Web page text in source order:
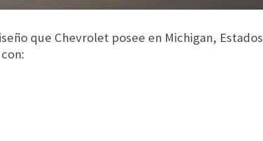
que Chevrolet posee en Michigan, Estados